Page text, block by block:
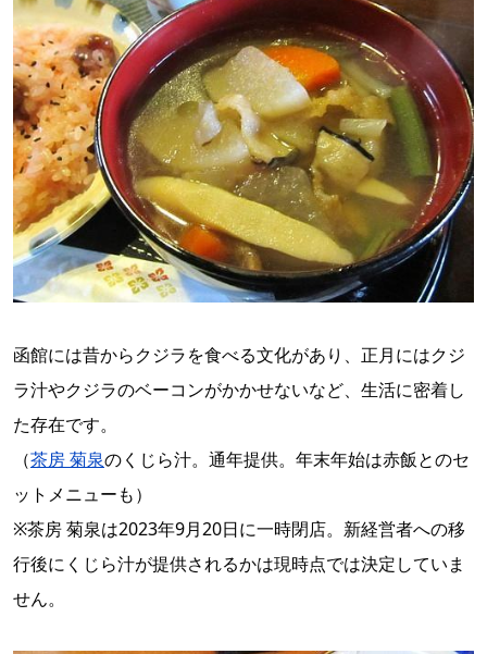
函館には昔からクジラを食べる文化があり、正月にはクジ
ラ汁やクジラのベーコンがかかせないなど、生活に密着し
た存在です。
（茶房 菊泉のくじら汁。通年提供。年末年始は赤飯とのセ
ットメニューも）
※茶房 菊泉は2023年9月20日に一時閉店。新経営者への移
行後にくじら汁が提供されるかは現時点では決定していま
せん。